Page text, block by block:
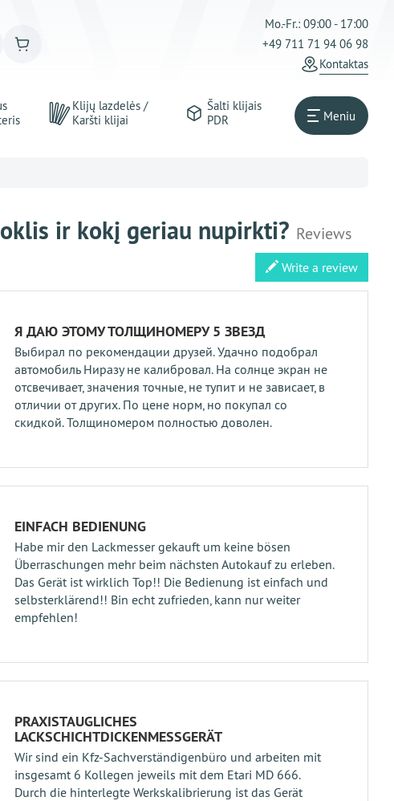
Mo.-Fr.: 09:00 - 17:00
+49 711 71 94 06 98
Kontaktas
Klijų lazdelės /
Karšti klijai
Šalti klijais
PDR
Meniu
ir kokį geriau nupirkti? Reviews
Write a review
Я ДАЮ ЭТОМУ ТОЛЩИНОМЕРУ 5 ЗВЕЗД
Выбирал по рекомендации друзей. Удачно подобрал
автомобиль Ниразу не калибровал. На солнце экран не
отсвечивает, значения точные, не тупит и не зависает, в
отличии от других. По цене норм, но покупал со
скидкой. Толщиномером полностью доволен.
EINFACH BEDIENUNG
Habe mir den Lackmesser gekauft um keine bösen
Überraschungen mehr beim nächsten Autokauf zu erleben.
Das Gerät ist wirklich Top!! Die Bedienung ist einfach und
selbsterklärend!! Bin echt zufrieden, kann nur weiter
empfehlen!
PRAXISTAUGLICHES
LACKSCHICHTDICKENMESSGERÄT
Wir sind ein Kfz-Sachverständigenbüro und arbeiten mit
insgesamt 6 Kollegen jeweils mit dem Etari MD 666.
Durch die hinterlegte Werkskalibrierung ist das Gerät